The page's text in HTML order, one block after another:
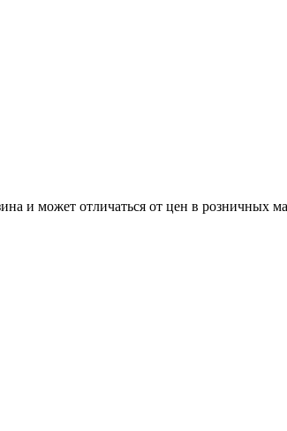
и может отличаться от цен в розничных